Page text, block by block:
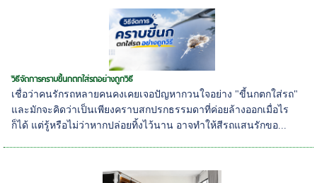
วิธีจัดการคราบขี้นกตกใส่รถอย่างถูกวิธี
เชื่อว่าคนรักรถหลายคนคงเคยเจอปัญหากวนใจอย่าง "ขี้นกตกใส่รถ"
และมักจะคิดว่าเป็นเพียงคราบสกปรกธรรมดาที่ค่อยล้างออกเมื่อไร
ก็ได้ แต่รู้หรือไม่ว่าหากปล่อยทิ้งไว้นาน อาจทำให้สีรถแสนรักขอ...